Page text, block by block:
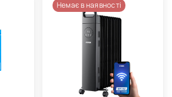
Немає в наявності